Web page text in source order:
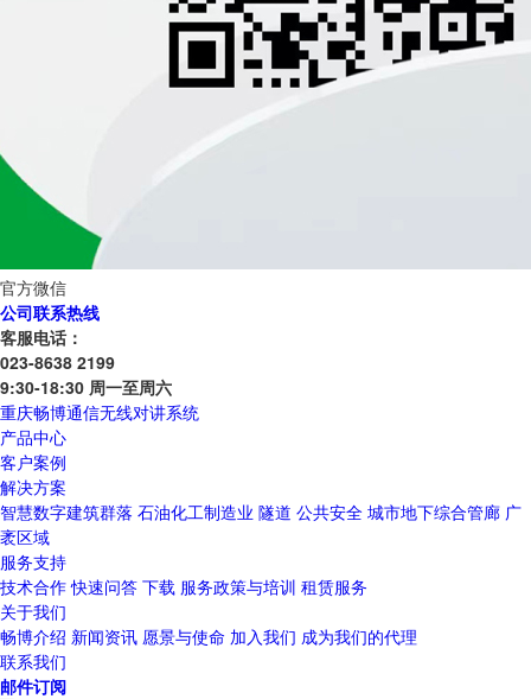
官方微信
公司联系热线
客服电话：
023-8638 2199
9:30-18:30 周一至周六
重庆畅博通信无线对讲系统
产品中心
客户案例
解决方案
智慧数字建筑群落 石油化工制造业 隧道 公共安全 城市地下综合管廊 广
袤区域
服务支持
技术合作 快速问答 下载 服务政策与培训 租赁服务
关于我们
畅博介绍 新闻资讯 愿景与使命 加入我们 成为我们的代理
联系我们
邮件订阅